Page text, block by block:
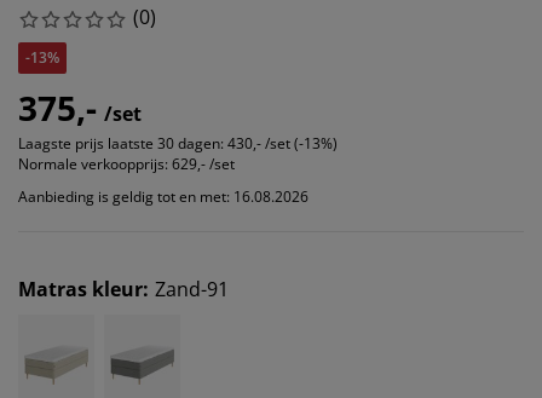
(0)
-13%
375,- /set
Laagste prijs laatste 30 dagen: 430,- /set (-13%)
Normale verkoopprijs: 629,- /set
Aanbieding is geldig tot en met: 16.08.2026
Matras kleur: Zand-91